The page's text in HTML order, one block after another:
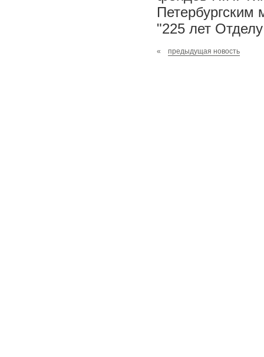
"225 лет
« предыдущая новость